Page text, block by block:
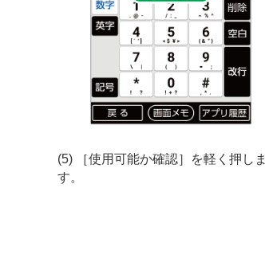
(5) ［使用可能か確認］を軽く押しま
す。